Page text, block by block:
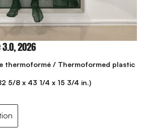
2026
thermoformé / Thermoformed plastic
5/8 x 43 1/4 x 15 3/4 in.)